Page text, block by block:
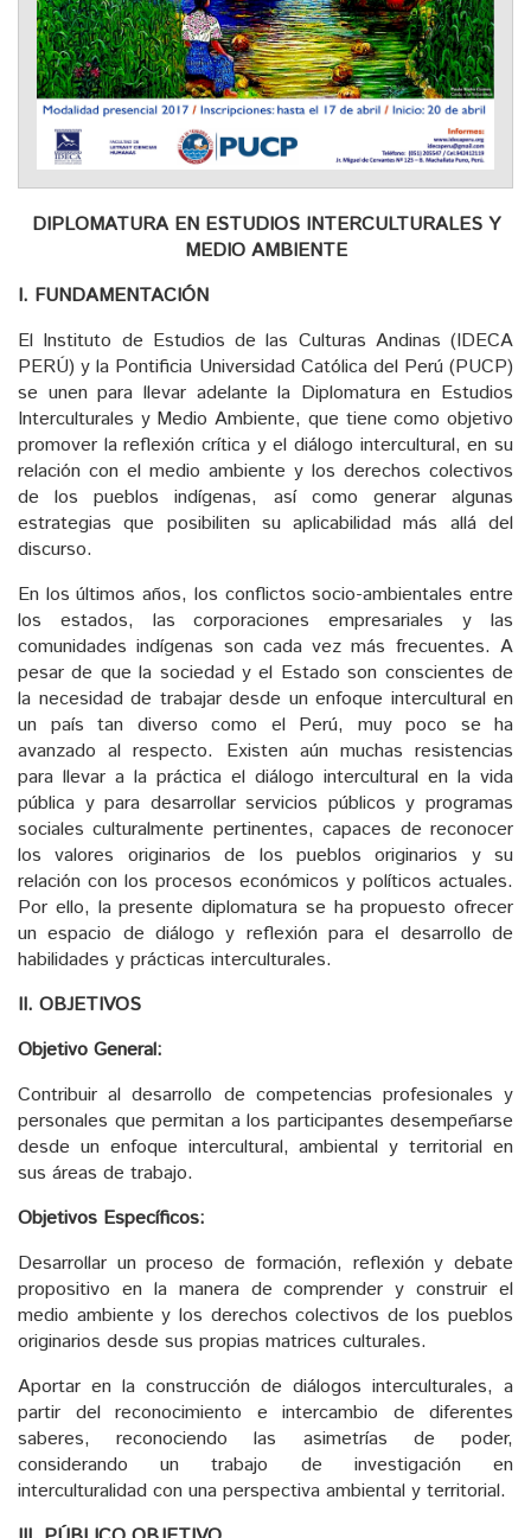
DIPLOMATURA EN ESTUDIOS INTERCULTURALES Y
MEDIO AMBIENTE
I. FUNDAMENTACIÓN
El Instituto de Estudios de las Culturas Andinas (IDECA
PERÚ) y la Pontificia Universidad Católica del Perú (PUCP)
se unen para llevar adelante la Diplomatura en Estudios
Interculturales y Medio Ambiente, que tiene como objetivo
promover la reflexión crítica y el diálogo intercultural, en su
relación con el medio ambiente y los derechos colectivos
de los pueblos indígenas, así como generar algunas
estrategias que posibiliten su aplicabilidad más allá del
discurso.
En los últimos años, los conflictos socio-ambientales entre
los estados, las corporaciones empresariales y las
comunidades indígenas son cada vez más frecuentes. A
pesar de que la sociedad y el Estado son conscientes de
la necesidad de trabajar desde un enfoque intercultural en
un país tan diverso como el Perú, muy poco se ha
avanzado al respecto. Existen aún muchas resistencias
para llevar a la práctica el diálogo intercultural en la vida
pública y para desarrollar servicios públicos y programas
sociales culturalmente pertinentes, capaces de reconocer
los valores originarios de los pueblos originarios y su
relación con los procesos económicos y políticos actuales.
Por ello, la presente diplomatura se ha propuesto ofrecer
un espacio de diálogo y reflexión para el desarrollo de
habilidades y prácticas interculturales.
II. OBJETIVOS
Objetivo General:
Contribuir al desarrollo de competencias profesionales y
personales que permitan a los participantes desempeñarse
desde un enfoque intercultural, ambiental y territorial en
sus áreas de trabajo.
Objetivos Específicos:
Desarrollar un proceso de formación, reflexión y debate
propositivo en la manera de comprender y construir el
medio ambiente y los derechos colectivos de los pueblos
originarios desde sus propias matrices culturales.
Aportar en la construcción de diálogos interculturales, a
partir del reconocimiento e intercambio de diferentes
saberes, reconociendo las asimetrías de poder,
considerando un trabajo de investigación en
interculturalidad con una perspectiva ambiental y territorial.